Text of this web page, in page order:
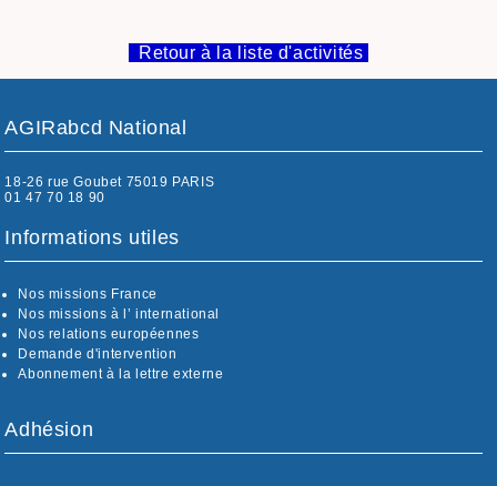
Retour à la liste d'activités
AGIRabcd National
18-26 rue Goubet 75019 PARIS
01 47 70 18 90
Informations utiles
Nos missions France
Nos missions à l’ international
Nos relations européennes
Demande d'intervention
Abonnement à la lettre externe
Adhésion